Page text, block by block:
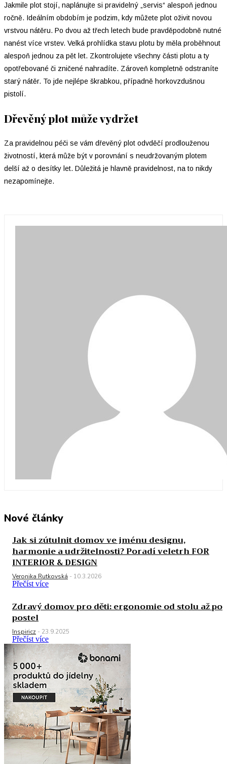
Jakmile plot stojí, naplánujte si pravidelný „servis“ alespoň jednou
ročně. Ideálním obdobím je podzim, kdy můžete plot oživit novou
vrstvou nátěru. Po dvou až třech letech bude pravděpodobně nutné
nanést více vrstev. Velká prohlídka stavu plotu by měla proběhnout
alespoň jednou za pět let. Zkontrolujete všechny části plotu a ty
opotřebované či zničené nahradíte. Zároveň kompletně odstraníte
starý nátěr. To jde nejlépe škrabkou, případně horkovzdušnou
pistolí.
Dřevěný plot může vydržet
Za pravidelnou péči se vám dřevěný plot odvděčí prodlouženou
životností, která může být v porovnání s neudržovaným plotem
delší až o desítky let. Důležitá je hlavně pravidelnost, na to nikdy
nezapomínejte.
Nové články
Jak si zútulnit domov ve jménu designu,
harmonie a udržitelnosti? Poradí veletrh FOR
INTERIOR & DESIGN
Veronika Rutkovská - 10.3.2026
Přečíst více
Zdravý domov pro děti: ergonomie od stolu až po
postel
Inspiricz - 23.9.2025
Přečíst více